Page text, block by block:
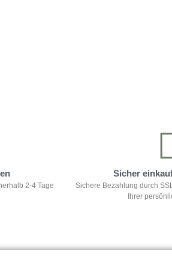
2-4 Tage
Sicher
Sichere Bezahlung durch
Ihrer